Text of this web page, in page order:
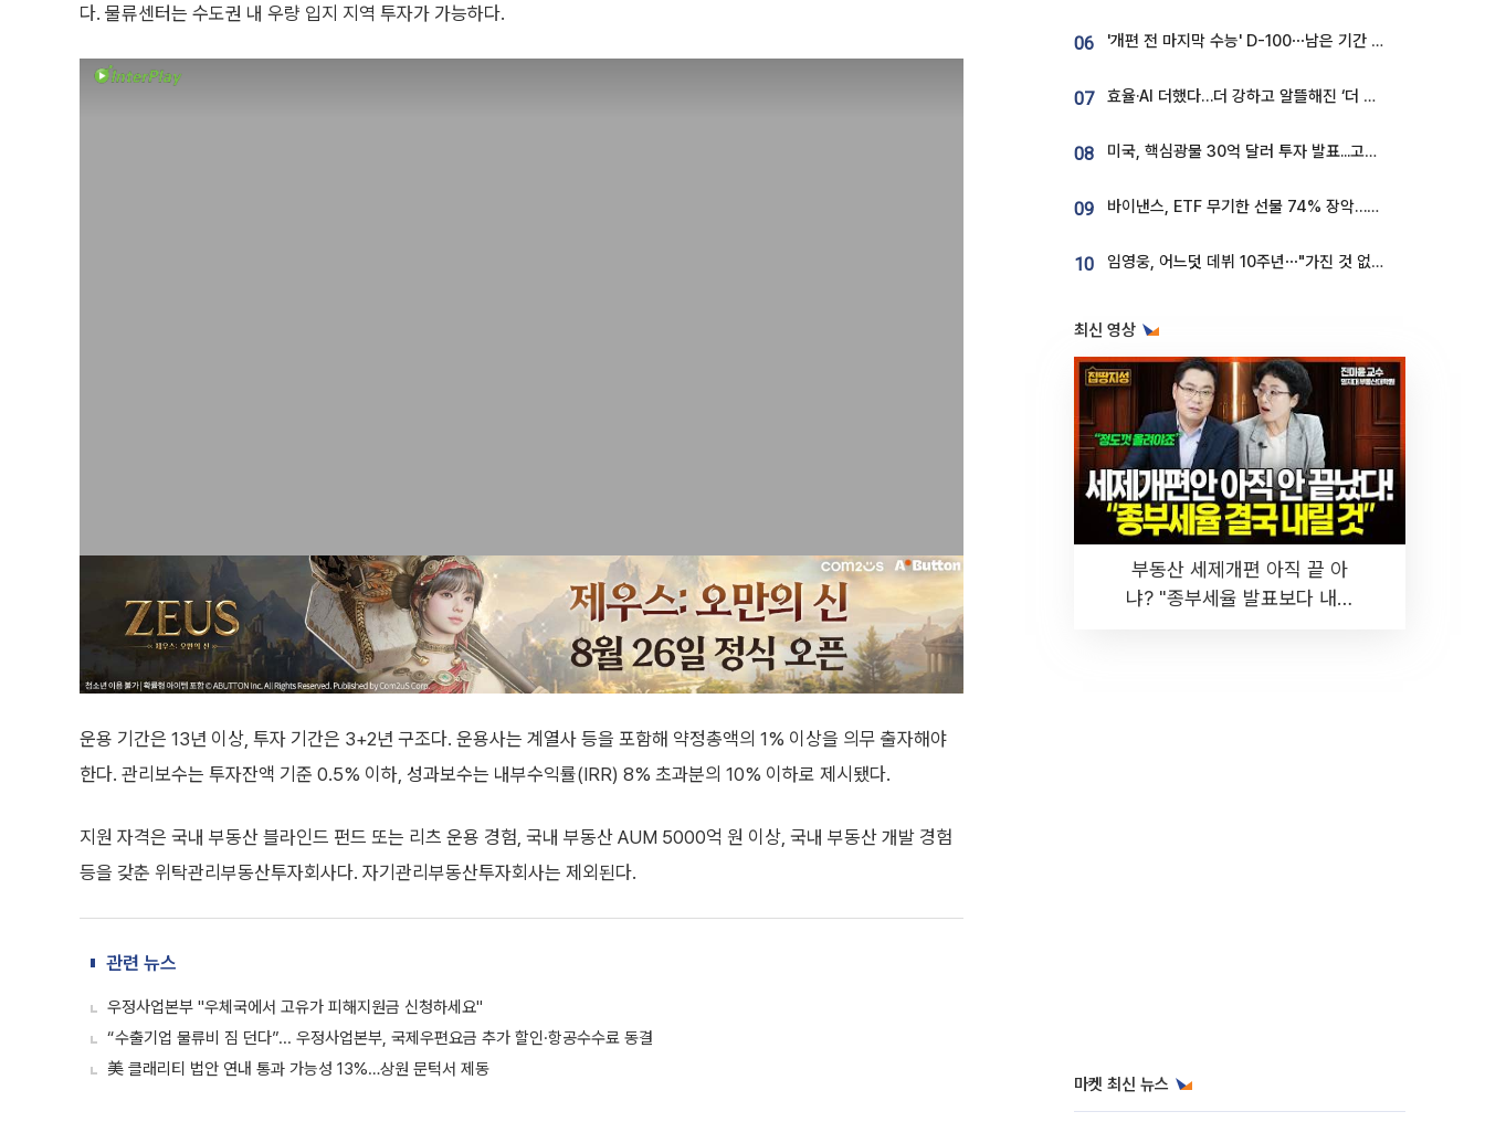
다. 물류센터는 수도권 내 우량 입지 지역 투자가 가능하다.
운용 기간은 13년 이상, 투자 기간은 3+2년 구조다. 운용사는 계열사 등을 포함해 약정총액의 1% 이상을 의무 출자해야
한다. 관리보수는 투자잔액 기준 0.5% 이하, 성과보수는 내부수익률(IRR) 8% 초과분의 10% 이하로 제시됐다.
지원 자격은 국내 부동산 블라인드 펀드 또는 리츠 운용 경험, 국내 부동산 AUM 5000억 원 이상, 국내 부동산 개발 경험
등을 갖춘 위탁관리부동산투자회사다. 자기관리부동산투자회사는 제외된다.
관련 뉴스
우정사업본부 "우체국에서 고유가 피해지원금 신청하세요"
“수출기업 물류비 짐 던다”... 우정사업본부, 국제우편요금 추가 할인·항공수수료 동결
美 클래리티 법안 연내 통과 가능성 13%…상원 문턱서 제동
06 '개편 전 마지막 수능' D-100⋯남은 기간 성적 올릴 전략은
07 효율·AI 더했다…더 강하고 알뜰해진 ‘더 뉴 그랜저 하이브리드’ [ET의 모빌리티]
08 미국, 핵심광물 30억 달러 투자 발표...고려아연 대미투자 언급
09 바이낸스, ETF 무기한 선물 74% 장악…한국 레버리지 ETF 거래 급증 [e가상자산]
10 임영웅, 어느덧 데뷔 10주년⋯"가진 것 없던 시절, 내 앞엔 20명의 팬뿐"
최신 영상
부동산 세제개편 아직 끝 아
냐? "종부세율 발표보다 내릴
마켓 최신 뉴스